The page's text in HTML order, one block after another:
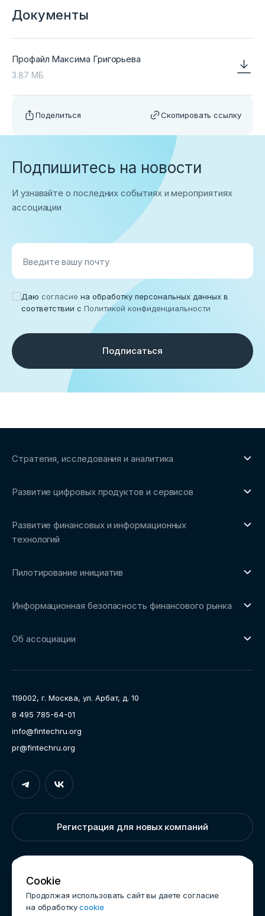
Документы
Профайл Максима Григорьева
3.87 МБ
Поделиться Скопировать ссылку
Подпишитесь на новости
И узнавайте о последних событиях и мероприятиях
ассоциации
Введите вашу почту
Даю согласие на обработку персональных данных в
соответствии с Политикой конфиденциальности
Подписаться
Стратегия, исследования и аналитика
Обзоры рынка и аналитические исследования
Трендвотчинг и информационный сервис
Развитие цифровых продуктов и сервисов
Развитие финансовых и информационных
технологий
Репозиторий Ассоциации
Рабочие группы
Пилотирование инициатив
Площадка пилотного тестирования
Информационная безопасность финансового рынка
Направления работы
Об ассоциации
Карьера
Контакты
Документы
119002, г. Москва, ул. Арбат, д. 10
8 495 785-64-01
info@fintechru.org
pr@fintechru.org
Регистрация для новых компаний
Cookie
Продолжая использовать сайт вы даете согласие
на обработкуcookie
Вход
Укажите вашу корпоративную почту. На неё мы вышлем
ссылку для входа